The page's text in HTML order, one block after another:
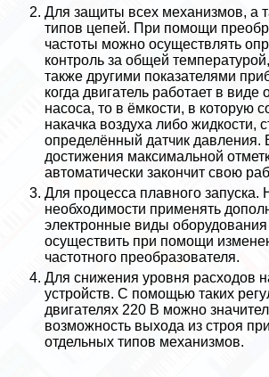
Для защиты всех механизмов, а
типов цепей. При помощи
частоты можно осуществлять
контроль за общей
также другими показателями
когда двигатель работает в виде
насоса, то в ёмкости, в которую
накачка воздуха либо жидкости,
определённый датчик давления.
достижения максимальной
автоматически закончит свою
Для процесса плавного запуска.
необходимости применять
электронные виды
осуществить при помощи
частотного преобразователя.
Для снижения уровня расходов
устройств. С помощью таких
двигателях 220 В можно
возможность выхода из строя
отдельных типов механизмов.